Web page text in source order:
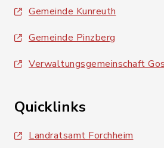
Gemeinde Kunreuth
Gemeinde Pinzberg
Verwaltungsgemeinschaft
Quicklinks
Landratsamt Forchheim